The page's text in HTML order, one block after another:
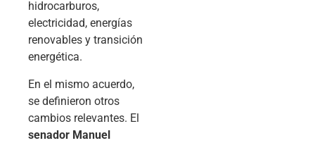
hidrocarburos,
electricidad, energías
renovables y transición
energética.
En el mismo acuerdo,
se definieron otros
cambios relevantes. El
senador Manuel